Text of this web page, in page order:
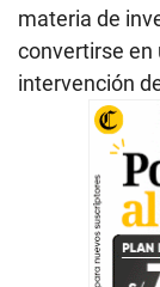
materia de
convertirse en
intervención